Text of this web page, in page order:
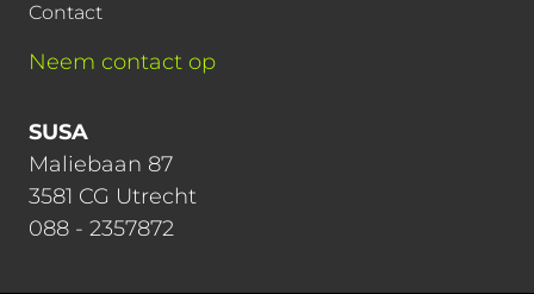
Contact
Neem contact op
SUSA
Maliebaan 87
3581 CG Utrecht
088 - 2357872